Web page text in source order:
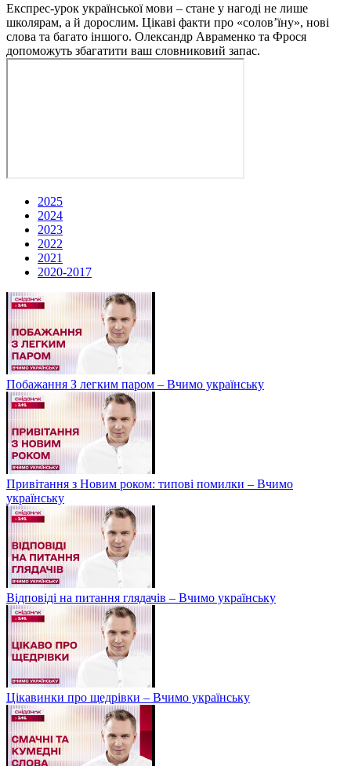
Експрес-урок української мови – стане у нагоді не лише
школярам, а й дорослим. Цікаві факти про «солов’їну», нові
слова та багато іншого. Олександр Авраменко та Фрося
допоможуть збагатити ваш словниковий запас.
2025
2024
2023
2022
2021
2020-2017
Побажання З легким паром – Вчимо українську
Привітання з Новим роком: типові помилки – Вчимо
українську
Відповіді на питання глядачів – Вчимо українську
Цікавинки про щедрівки – Вчимо українську